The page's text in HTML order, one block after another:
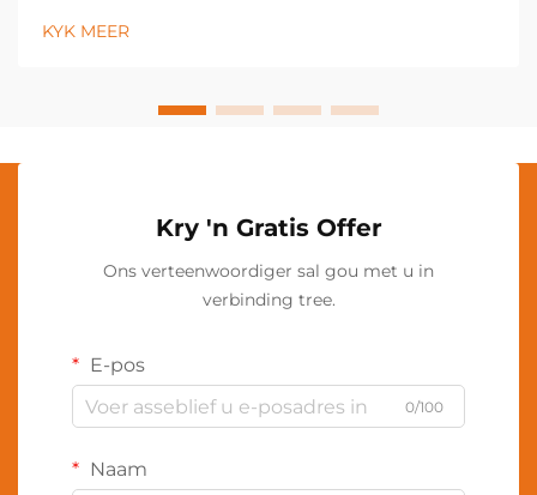
atmosfeer van enige ruimte deur sy energie-
KYK MEER
Kry 'n Gratis Offer
Ons verteenwoordiger sal gou met u in
verbinding tree.
E-pos
0/100
Naam